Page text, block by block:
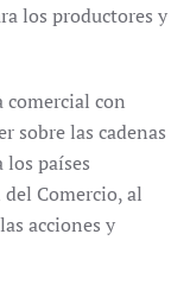
los productores y
comercial con
sobre las cadenas
los países
Comercio, al
acciones y